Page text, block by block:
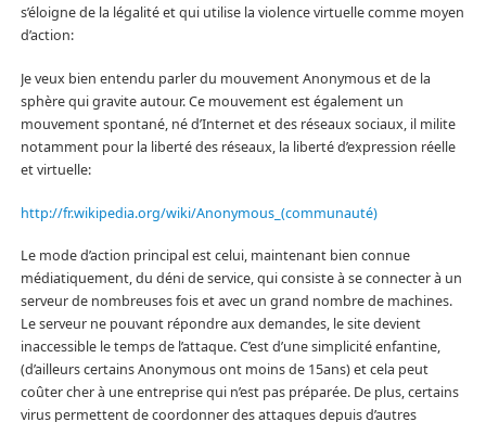
s’éloigne de la légalité et qui utilise la violence virtuelle comme moyen
d’action:
Je veux bien entendu parler du mouvement Anonymous et de la
sphère qui gravite autour. Ce mouvement est également un
mouvement spontané, né d’Internet et des réseaux sociaux, il milite
notamment pour la liberté des réseaux, la liberté d’expression réelle
et virtuelle:
http://fr.wikipedia.org/wiki/Anonymous_(communauté)
Le mode d’action principal est celui, maintenant bien connue
médiatiquement, du déni de service, qui consiste à se connecter à un
serveur de nombreuses fois et avec un grand nombre de machines.
Le serveur ne pouvant répondre aux demandes, le site devient
inaccessible le temps de l’attaque. C’est d’une simplicité enfantine,
(d’ailleurs certains Anonymous ont moins de 15ans) et cela peut
coûter cher à une entreprise qui n’est pas préparée. De plus, certains
virus permettent de coordonner des attaques depuis d’autres